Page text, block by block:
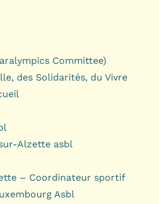
Committee)
des Solidarités, du Vivre
Alzette asbl
– Coordinateur sportif
Asbl